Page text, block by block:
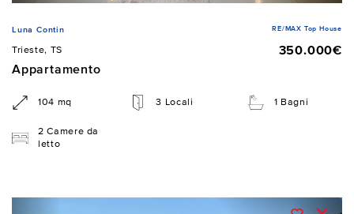
Luna Contin RE/MAX Top House
Trieste, TS
350.000€
Appartamento
104 mq 3 Locali 1 Bagni
2 Camere da
letto